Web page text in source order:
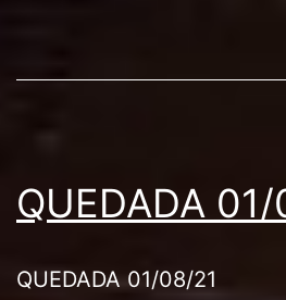
QUEDADA
QUEDADA 01/08/21